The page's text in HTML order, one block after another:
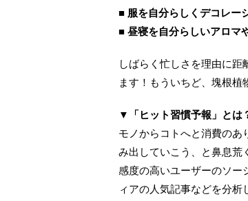
■ 服を自分らしくデコレー
■ 昼寝を自分らしいアロマ
しばらく忙しさを理由に
ます！もういちど、塊根植
▼「ヒット習慣予報」とは
モノからコトへと消費のあ
み出していこう、と鼻息荒
感度の高いユーザーのソー
ィアの人気記事などを分